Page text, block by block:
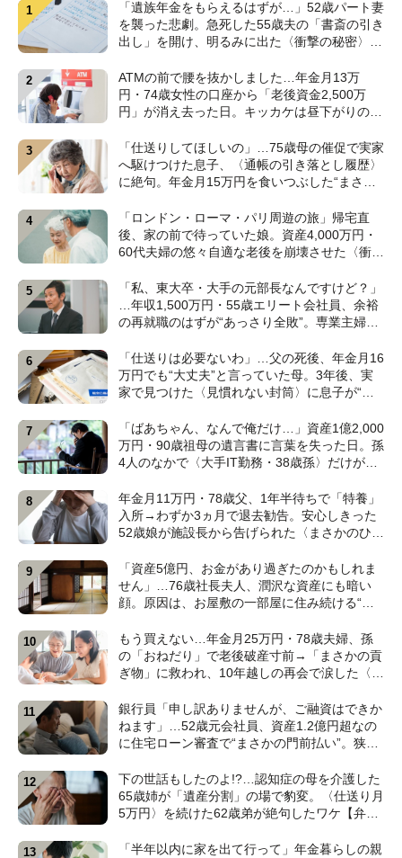
「遺族年金をもらえるはずが…」52歳パート妻
を襲った悲劇。急死した55歳夫の「書斎の引き
出し」を開け、明るみに出た〈衝撃の秘密〉
ATMの前で腰を抜かしました…年金月13万
円・74歳女性の口座から「老後資金2,500万
円」が消え去った日。キッカケは昼下がりの
「仕送りしてほしいの」…75歳母の催促で実家
へ駆けつけた息子、〈通帳の引き落とし履歴〉
に絶句。年金月15万円を食いつぶした“まさか
「ロンドン・ローマ・パリ周遊の旅」帰宅直
後、家の前で待っていた娘。資産4,000万円・
60代夫婦の悠々自適な老後を崩壊させた〈衝撃
「私、東大卒・大手の元部長なんですけど？」
…年収1,500万円・55歳エリート会社員、余裕
の再就職のはずが“あっさり全敗”。専業主婦の
【CFPの助言】
「仕送りは必要ないわ」…父の死後、年金月16
万円でも“大丈夫”と言っていた母。3年後、実
家で見つけた〈見慣れない封筒〉に息子が“思
「ばあちゃん、なんで俺だけ…」資産1億2,000
万円・90歳祖母の遺言書に言葉を失った日。孫
4人のなかで〈大手IT勤務・38歳孫〉だけが遺
年金月11万円・78歳父、1年半待ちで「特養」
入所→わずか3ヵ月で退去勧告。安心しきった
52歳娘が施設長から告げられた〈まさかのひと
「資産5億円、お金があり過ぎたのかもしれま
せん」…76歳社長夫人、潤沢な資産にも暗い
顔。原因は、お屋敷の一部屋に住み続ける“跡
もう買えない…年金月25万円・78歳夫婦、孫
の「おねだり」で老後破産寸前→「まさかの貢
ぎ物」に救われ、10年越しの再会で涙した〈孫
銀行員「申し訳ありませんが、ご融資はできか
ねます」…52歳元会社員、資産1.2億円超なの
に住宅ローン審査で“まさかの門前払い”。狭い
の解説】
下の世話もしたのよ!?…認知症の母を介護した
65歳姉が「遺産分割」の場で豹変。〈仕送り月
5万円〉を続けた62歳弟が絶句したワケ【弁護
「半年以内に家を出て行って」年金暮らしの親